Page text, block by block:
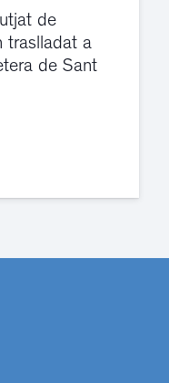
de
traslladat a
de Sant